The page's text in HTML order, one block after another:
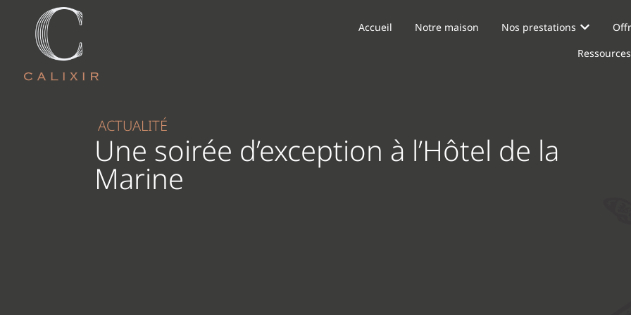
Accueil Notre maison Nos prestations
Accueil Notre maison Nos prestations
ACTUALITÉ
Une soirée d’exception à l’Hôtel de la
Marine